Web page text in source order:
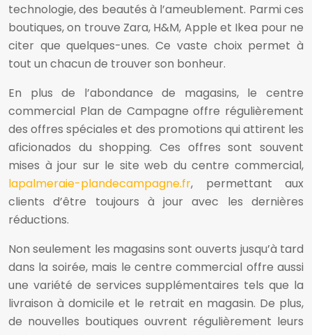
technologie, des beautés à l’ameublement. Parmi ces
boutiques, on trouve Zara, H&M, Apple et Ikea pour ne
citer que quelques-unes. Ce vaste choix permet à
tout un chacun de trouver son bonheur.
En plus de l’abondance de magasins, le centre
commercial Plan de Campagne offre régulièrement
des offres spéciales et des promotions qui attirent les
aficionados du shopping. Ces offres sont souvent
mises à jour sur le site web du centre commercial,
lapalmeraie-plandecampagne.fr, permettant aux
clients d’être toujours à jour avec les dernières
réductions.
Non seulement les magasins sont ouverts jusqu’à tard
dans la soirée, mais le centre commercial offre aussi
une variété de services supplémentaires tels que la
livraison à domicile et le retrait en magasin. De plus,
de nouvelles boutiques ouvrent régulièrement leurs